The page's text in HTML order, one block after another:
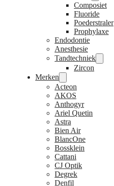
Composiet
Fluoride
Poederstraler
Prophylaxe
Endodontie
Anesthesie
Tandtechniek
Zircon
Merken
Acteon
AKOS
Anthogyr
Ariel Quetin
Astra
Bien Air
BlancOne
Bossklein
Cattani
CJ Optik
Degrek
Denfil